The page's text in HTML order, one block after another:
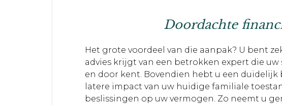
Doordachte
Het grote voordeel van die aanpak? U bent
advies krijgt van een betrokken expert die
en door kent. Bovendien hebt u een duidelijk
latere impact van uw huidige familiale
beslissingen op uw vermogen. Zo neemt u